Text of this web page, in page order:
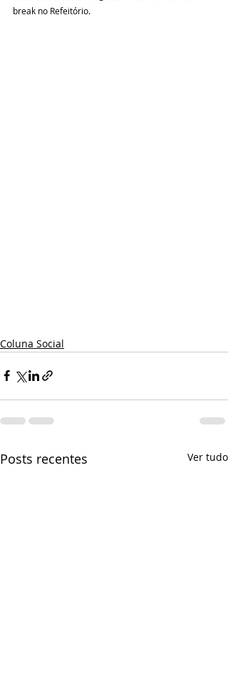
break no Refeitório.
Coluna Social
Posts recentes Ver tudo